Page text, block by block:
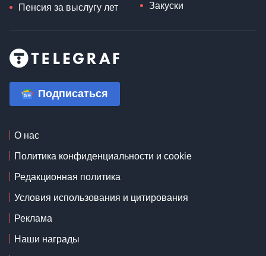
Пенсия за выслугу лет Закуски
Подписаться
О нас
Политика конфиденциальности и cookie
Редакционная политика
Условия использования и цитирования
Реклама
Наши награды